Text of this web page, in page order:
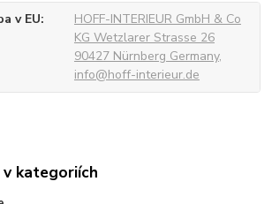
v EU
HOFF-INTERIEUR GmbH & Co
KG Wetzlarer Strasse 26
90427 Nürnberg Germany,
info@hoff-interieur.de
kategoriích